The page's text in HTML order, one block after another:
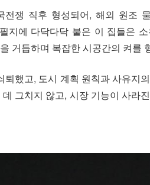
전쟁 직후 형성되어, 해외 원조
지에 다닥다닥 붙은 이 집들은
거듭하며 복잡한 시공간의 켜를
퇴했고, 도시 계획 원칙과 사유지
그치지 않고, 시장 기능이 사라